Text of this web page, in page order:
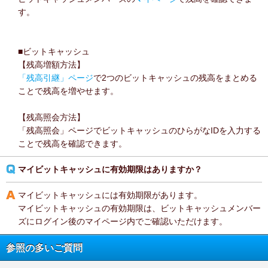
す。
■ビットキャッシュ
【残高増額方法】
「残高引継」ページで2つのビットキャッシュの残高をまとめる
ことで残高を増やせます。
【残高照会方法】
「残高照会」ページでビットキャッシュのひらがなIDを入力する
ことで残高を確認できます。
マイビットキャッシュに有効期限はありますか？
マイビットキャッシュには有効期限があります。
マイビットキャッシュの有効期限は、ビットキャッシュメンバー
ズにログイン後のマイページ内でご確認いただけます。
参照の多いご質問